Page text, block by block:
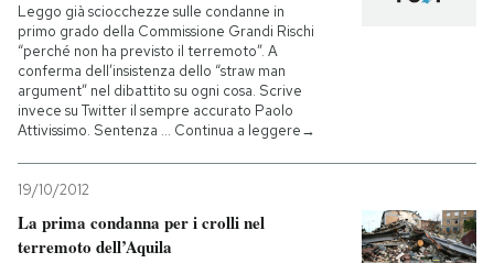
Leggo già sciocchezze sulle condanne in
primo grado della Commissione Grandi Rischi
“perché non ha previsto il terremoto”. A
conferma dell’insistenza dello “straw man
argument” nel dibattito su ogni cosa. Scrive
invece su Twitter il sempre accurato Paolo
Attivissimo. Sentenza … Continua a leggere→
19/10/2012
La prima condanna per i crolli nel
terremoto dell’Aquila